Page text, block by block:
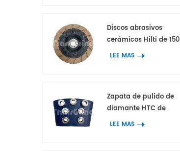
Discos abrasivos
cerámicos Hilti de 150
mm para trabajos de
LEE MAS
Zapata de pulido de
diamante HTC de
primera calidad con 7
LEE MAS